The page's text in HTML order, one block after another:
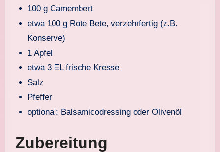
100 g Camembert
etwa 100 g Rote Bete, verzehrfertig (z.B.
Konserve)
1 Apfel
etwa 3 EL frische Kresse
Salz
Pfeffer
optional: Balsamicodressing oder Olivenöl
Zubereitung